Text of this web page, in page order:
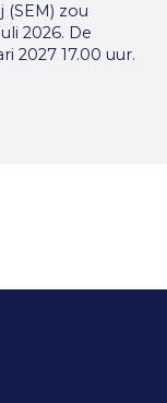
zou
2026. De
2027 17.00 uur.